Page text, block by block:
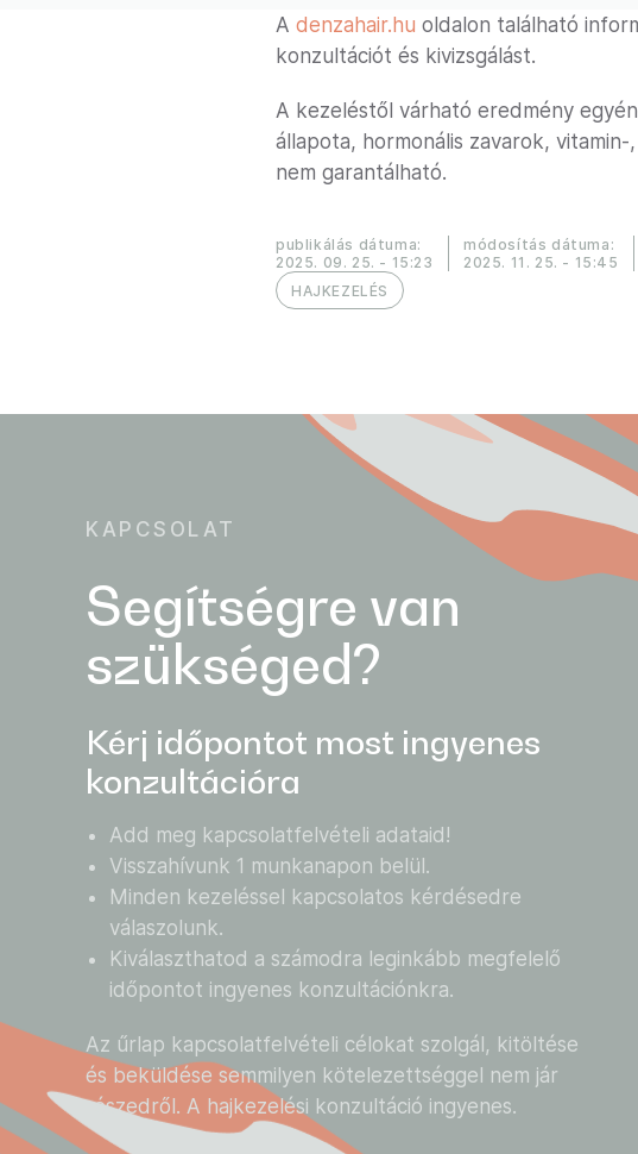
A denzahair.hu oldalon található
konzultációt és kivizsgálást.
A kezeléstől várható eredmény
állapota, hormonális zavarok,
nem garantálható.
publikálás dátuma:
2025. 09. 25. - 15:23
módosítás dátuma:
2025. 11. 25. - 15:45
HAJKEZELÉS
KAPCSOLAT
Segítségre van
szükséged?
Kérj időpontot most ingyenes
konzultációra
Add meg kapcsolatfelvételi adataid!
Visszahívunk 1 munkanapon belül.
Minden kezeléssel kapcsolatos kérdésedre
válaszolunk.
Kiválaszthatod a számodra leginkább megfelelő
időpontot ingyenes konzultációnkra.
Az űrlap kapcsolatfelvételi célokat szolgál, kitöltése
és beküldése semmilyen kötelezettséggel nem jár
részedről. A hajkezelési konzultáció ingyenes.